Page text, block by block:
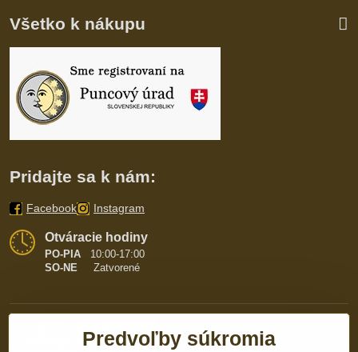
Všetko k nákupu
Pridajte sa k nám:
Facebook Instagram
Otváracie hodiny
PO-PIA
10:00-17:00
SO-NE Zatvorené
Predvoľby súkromia